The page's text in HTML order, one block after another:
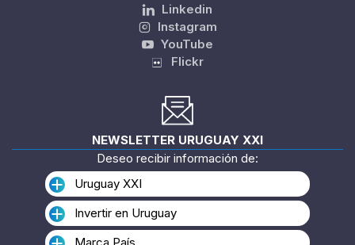
Linkedin
Instagram
YouTube
Flickr
NEWSLETTER URUGUAY XXI
Deseo recibir información de:
Uruguay XXI
Invertir en Uruguay